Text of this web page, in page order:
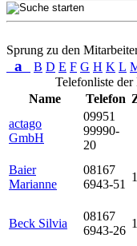
Sprung zu den
a B D E F G H K L
Telefonliste
Name
Telefon
actago
GmbH
09951
99990-
20
Baier
Marianne
08167
6943-51
Beck Silvia
08167
6943-26